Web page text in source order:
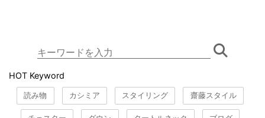
HOT Keyword
読み物 カシミア スタイリング 齋藤スタイル